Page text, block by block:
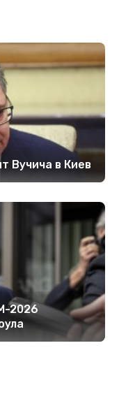
Вучича в Киев
2026